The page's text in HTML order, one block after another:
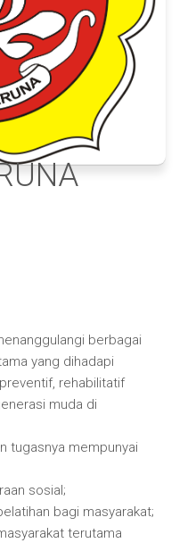
berbagai
yang dihadapi
rehabilitatif
muda di
tugasnya mempunyai
sosial;
bagi masyarakat;
terutama